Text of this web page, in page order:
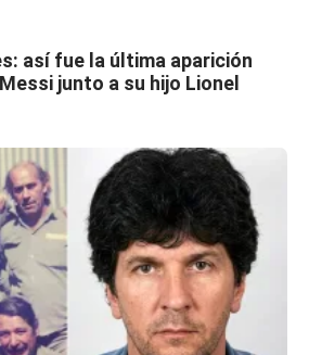
así fue la última aparición
junto a su hijo Lionel